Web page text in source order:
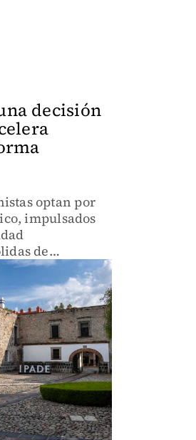
decisión
optan por
impulsados
de
del